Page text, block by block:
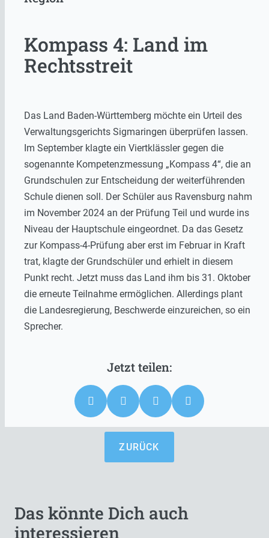
Kompass 4: Land im
Rechtsstreit
Das Land Baden-Württemberg möchte ein Urteil des
Verwaltungsgerichts Sigmaringen überprüfen lassen.
Im September klagte ein Viertklässler gegen die
sogenannte Kompetenzmessung „Kompass 4“, die an
Grundschulen zur Entscheidung der weiterführenden
Schule dienen soll. Der Schüler aus Ravensburg nahm
im November 2024 an der Prüfung Teil und wurde ins
Niveau der Hauptschule eingeordnet. Da das Gesetz
zur Kompass-4-Prüfung aber erst im Februar in Kraft
trat, klagte der Grundschüler und erhielt in diesem
Punkt recht. Jetzt muss das Land ihm bis 31. Oktober
die erneute Teilnahme ermöglichen. Allerdings plant
die Landesregierung, Beschwerde einzureichen, so ein
Sprecher.
ZURÜCK
Das könnte Dich auch
interessieren